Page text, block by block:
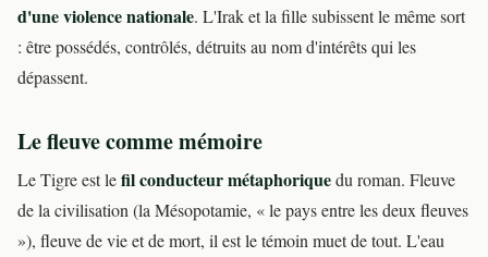
d'une violence nationale. L'Irak et la fille subissent le même sort
: être possédés, contrôlés, détruits au nom d'intérêts qui les
dépassent.
Le fleuve comme mémoire
Le Tigre est lefil conducteur métaphoriquedu roman. Fleuve
de la civilisation (la Mésopotamie, « le pays entre les deux fleuves
»), fleuve de vie et de mort, il est le témoin muet de tout. L'eau